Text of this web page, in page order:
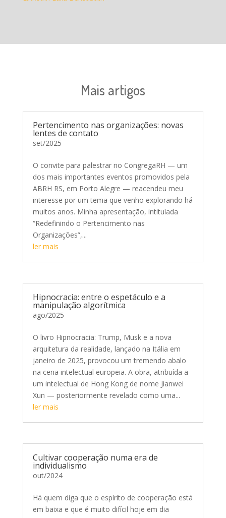
Mais artigos
Pertencimento nas organizações: novas
lentes de contato
set/2025
O convite para palestrar no CongregaRH — um
dos mais importantes eventos promovidos pela
ABRH RS, em Porto Alegre — reacendeu meu
interesse por um tema que venho explorando há
muitos anos. Minha apresentação, intitulada
“Redefinindo o Pertencimento nas
Organizações”,...
ler mais
Hipnocracia: entre o espetáculo e a
manipulação algorítmica
ago/2025
O livro Hipnocracia: Trump, Musk e a nova
arquitetura da realidade, lançado na Itália em
janeiro de 2025, provocou um tremendo abalo
na cena intelectual europeia. A obra, atribuída a
um intelectual de Hong Kong de nome Jianwei
Xun — posteriormente revelado como uma...
ler mais
Cultivar cooperação numa era de
individualismo
out/2024
Há quem diga que o espírito de cooperação está
em baixa e que é muito difícil hoje em dia